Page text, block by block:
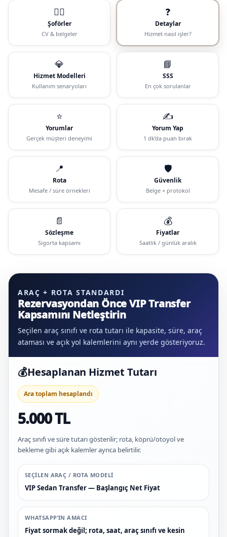
🧑‍✈️
Şoförler
CV & belgeler
❓
Detaylar
Hizmet nasıl işler?
💎
Hizmet Modelleri
Kullanım senaryoları
📘
SSS
En çok sorulanlar
⭐
Yorumlar
Gerçek müşteri deneyimi
✍️
Yorum Yap
1 dk’da puan bırak
📍
Rota
Mesafe / süre örnekleri
🛡️
Güvenlik
Belge + protokol
📄
Sözleşme
Sigorta kapsamı
💰
Fiyatlar
Saatlik / günlük aralık
ARAÇ + ROTA STANDARDI
Rezervasyondan Önce VIP Transfer
Kapsamını Netleştirin
Seçilen araç sınıfı ve rota tutarı ile kapasite, süre, araç
ataması ve açık yol kalemlerini aynı yerde gösteriyoruz.
💰Hesaplanan Hizmet Tutarı
Ara toplam hesaplandı
5.000 TL
Araç sınıfı ve süre tutarı gösterilir; rota, köprü/otoyol ve
bekleme gibi açık kalemler ayrıca belirtilir.
SEÇILEN ARAÇ / ROTA MODELI
VIP Sedan Transfer — Başlangıç Net Fiyat
WHATSAPP’IN AMACI
Fiyat sormak değil; rota, saat, araç sınıfı ve kesin